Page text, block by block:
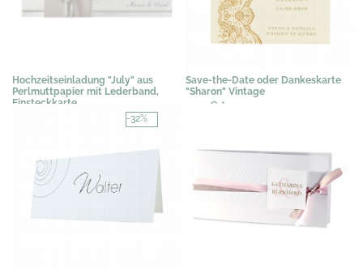
Hochzeitseinladung "July" aus
Perlmuttpapier mit Lederband,
Einsteckkarte
Save-the-Date oder Dankeskarte
"Sharon" Vintage
0,71 € *
-32%